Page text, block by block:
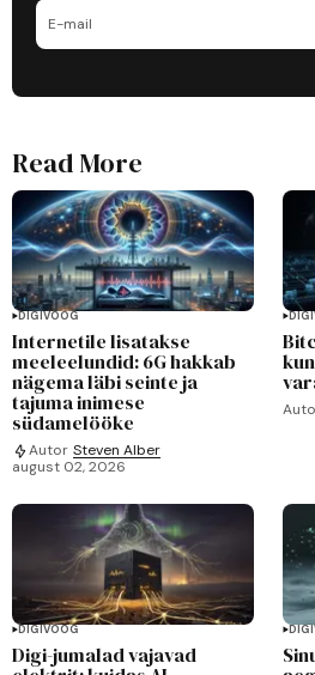
Read More
DIGIVOOG
Internetile lisatakse
meeleelundid: 6G hakkab
nägema läbi seinte ja
tajuma inimese
südamelööke
Autor Steven Alber
august 02, 2026
DIGIVOOG
Digi-jumalad vajavad